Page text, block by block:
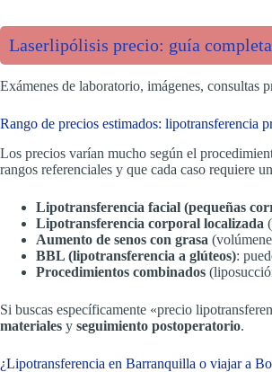
Laserlipólisis precio: guía
Exámenes de laboratorio, imágenes, consultas
Rango de precios estimados: lipotransferencia
Los precios varían mucho según el
rangos referenciales y que cada caso requiere
Lipotransferencia facial (pequeñas
Lipotransferencia corporal localizada
Aumento de senos con grasa
BBL (lipotransferencia a glúteos):
Procedimientos combinados
Si buscas específicamente «precio
materiales y seguimiento postoperatorio.
¿Lipotransferencia en Barranquilla o viajar a